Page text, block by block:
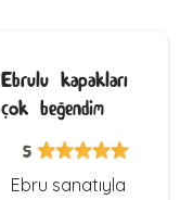
Ebrulu kapakları
çok beğendim
5
Ebru sanatıyla